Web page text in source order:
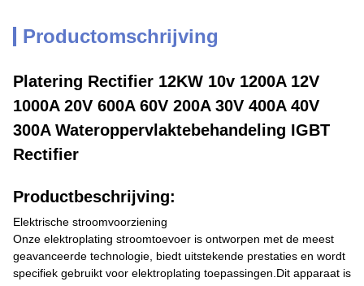
Productomschrijving
Platering Rectifier 12KW 10v 1200A 12V
1000A 20V 600A 60V 200A 30V 400A 40V
300A Wateroppervlaktebehandeling IGBT
Rectifier
Productbeschrijving:
Elektrische stroomvoorziening
Onze elektroplating stroomtoevoer is ontworpen met de meest
geavanceerde technologie, biedt uitstekende prestaties en wordt
specifiek gebruikt voor elektroplating toepassingen.Dit apparaat is